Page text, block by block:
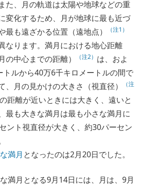
た、月の軌道は太陽や地球などの重
変化するため、月が地球に最も近づ
最も遠ざかる位置（遠地点）
（注1）
なります。満月における地心距離
の中心までの距離）
（注2） は、およ
トルから40万6千キロメートルの間で
、月の見かけの大きさ（視直径）
（注
距離が近いときには大きく、遠いと
最も大きな満月は最も小さな満月に
ント視直径が大きく、約30パーセン
満月 となったのは2月20日でした。
満月となる9月14日には、月は、9月